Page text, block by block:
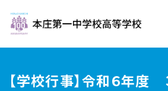
【学校行事】令和６年度